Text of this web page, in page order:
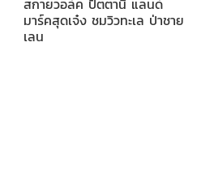
สกายวอล์ค ปัตตานี แลนด์
มาร์คสุดเจ๋ง ชมวิวทะเล ป่าชาย
เลน